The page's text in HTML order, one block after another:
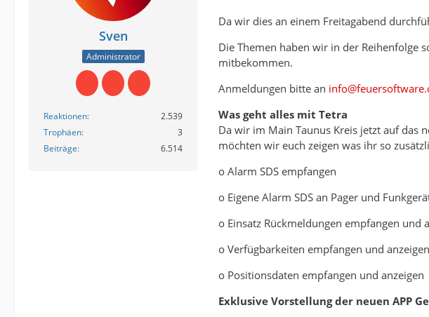
Sven
Administrator
Reaktionen
2.539
Trophäen
3
Beiträge
6.514
Da wir dies an einem Freitagabend
Die Themen haben wir in der Reihenfolge
mitbekommen.
Anmeldungen bitte an
Was geht alles mit Tetra
Da wir im Main Taunus Kreis jetzt auf das
möchten wir euch zeigen was ihr so
o Alarm SDS empfangen
o Eigene Alarm SDS an Pager und
o Einsatz Rückmeldungen empfangen und
o Verfügbarkeiten empfangen und anzeigen
o Positionsdaten empfangen und anzeigen
Exklusive Vorstellung der neuen APP